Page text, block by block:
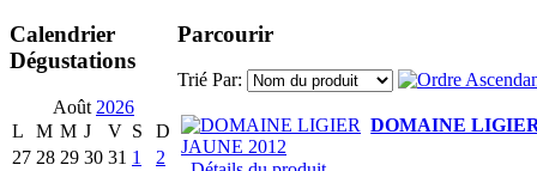
Calendrier
Dégustations
Août 2026
L
M M J V S
D
27 28 29 30 31 1
2
Parcourir
Trié Par:
DOMAINE